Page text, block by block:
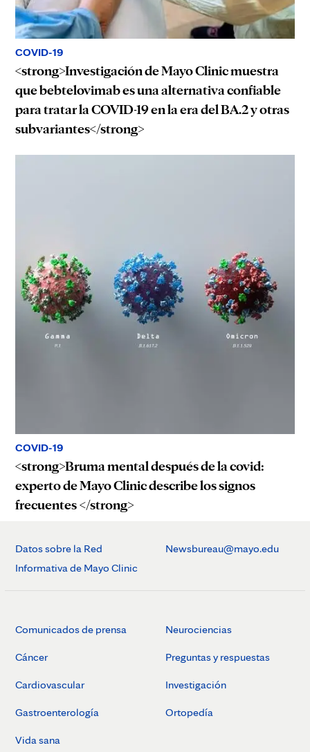
COVID-19
<strong>Investigación de Mayo Clinic muestra
que bebtelovimab es una alternativa confiable
para tratar la COVID-19 en la era del BA.2 y otras
subvariantes</strong>
COVID-19
<strong>Bruma mental después de la covid:
experto de Mayo Clinic describe los signos
frecuentes </strong>
Datos sobre la Red
Informativa de Mayo Clinic
Newsbureau@mayo.edu
Comunicados de prensa
Cáncer
Cardiovascular
Gastroenterología
Vida sana
Neurociencias
Preguntas y respuestas
Investigación
Ortopedía